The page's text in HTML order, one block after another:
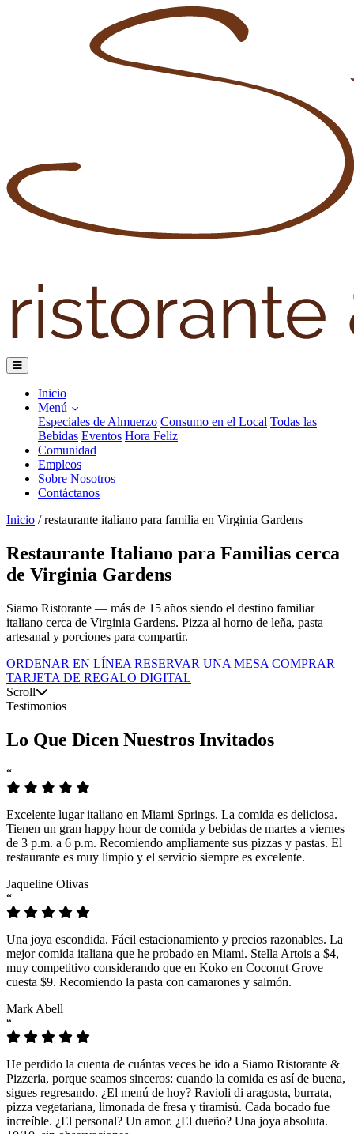
Inicio
Menú
Especiales de Almuerzo Consumo en el Local Todas las
Bebidas Eventos Hora Feliz
Comunidad
Empleos
Sobre Nosotros
Contáctanos
Inicio / restaurante italiano para familia en Virginia Gardens
Restaurante Italiano para Familias cerca
de Virginia Gardens
Siamo Ristorante — más de 15 años siendo el destino familiar
italiano cerca de Virginia Gardens. Pizza al horno de leña, pasta
artesanal y porciones para compartir.
ORDENAR EN LÍNEA RESERVAR UNA MESA COMPRAR
TARJETA DE REGALO DIGITAL
Scroll
Testimonios
Lo Que Dicen Nuestros Invitados
“
Excelente lugar italiano en Miami Springs. La comida es deliciosa.
Tienen un gran happy hour de comida y bebidas de martes a viernes
de 3 p.m. a 6 p.m. Recomiendo ampliamente sus pizzas y pastas. El
restaurante es muy limpio y el servicio siempre es excelente.
Jaqueline Olivas
“
Una joya escondida. Fácil estacionamiento y precios razonables. La
mejor comida italiana que he probado en Miami. Stella Artois a $4,
muy competitivo considerando que en Koko en Coconut Grove
cuesta $9. Recomiendo la pasta con camarones y salmón.
Mark Abell
“
He perdido la cuenta de cuántas veces he ido a Siamo Ristorante &
Pizzeria, porque seamos sinceros: cuando la comida es así de buena,
sigues regresando. ¿El menú de hoy? Ravioli di aragosta, burrata,
pizza vegetariana, limonada de fresa y tiramisú. Cada bocado fue
increíble. ¿El personal? Un amor. ¿El dueño? Una joya absoluta.